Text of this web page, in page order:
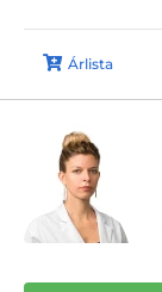
Árlista